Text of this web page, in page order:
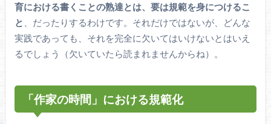
育における書くことの熟達とは、要は規範を身につけるこ
と 、だったりするわけです。それだけではないが、どんな
実践であっても、それを完全に欠いてはいけないとはいえ
るでしょう（欠いていたら読まれませんからね）。
「作家の時間」における規範化